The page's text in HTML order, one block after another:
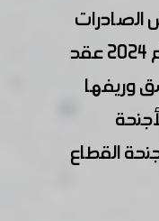
الصادرات
السورية إكسبو سورية لعام 2024 عقد
وريفها
القطاع